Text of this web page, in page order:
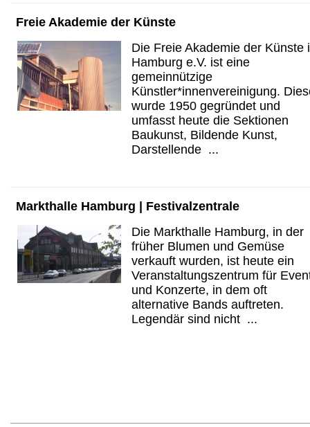
Freie Akademie der Künste
Die Freie Akademie der Künste
Hamburg e.V. ist eine
gemeinnützige
Künstler*innenvereinigung.
wurde 1950 gegründet und
umfasst heute die Sektionen
Baukunst, Bildende Kunst,
Darstellende ...
Markthalle Hamburg | Festivalzentrale
Die Markthalle Hamburg, in der
früher Blumen und Gemüse
verkauft wurden, ist heute ein
Veranstaltungszentrum für
und Konzerte, in dem oft
alternative Bands auftreten.
Legendär sind nicht ...